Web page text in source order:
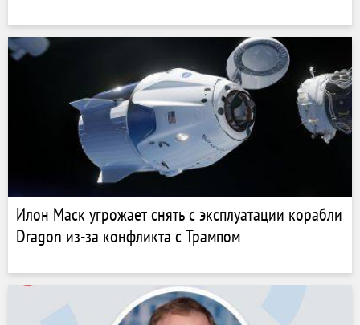
Илон Маск угрожает снять с эксплуатации корабли
Dragon из-за конфликта с Трампом